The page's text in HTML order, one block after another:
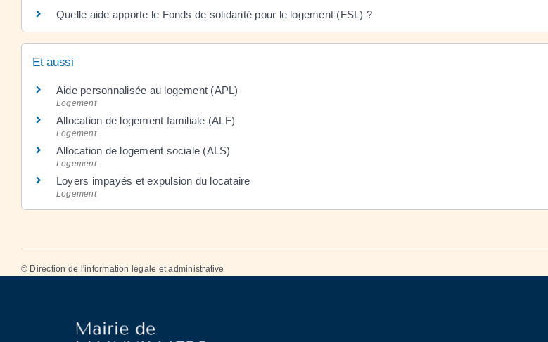
Quelle aide apporte le Fonds de solidarité pour le logement (FSL) ?
Et aussi
Aide personnalisée au logement (APL)
Logement
Allocation de logement familiale (ALF)
Logement
Allocation de logement sociale (ALS)
Logement
Loyers impayés et expulsion du locataire
Logement
© Direction de l'information légale et administrative